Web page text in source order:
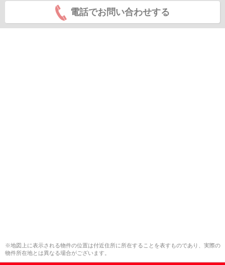
電話でお問い合わせする
※地図上に表示される物件の位置は付近住所に所在することを表すものであり、実際の
物件所在地とは異なる場合がございます。